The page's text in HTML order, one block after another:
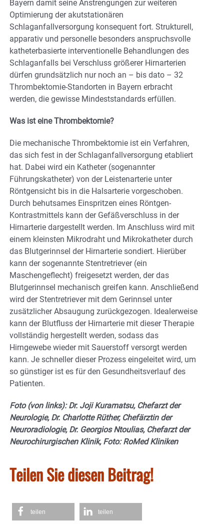
Bayern damit seine Anstrengungen zur weiteren
Optimierung der akutstationären
Schlaganfallversorgung konsequent fort. Strukturell,
apparativ und personelle besonders anspruchsvolle
katheterbasierte interventionelle Behandlungen des
Schlaganfalls bei Verschluss größerer Hirnarterien
dürfen grundsätzlich nur noch an – bis dato – 32
Thrombektomie-Standorten in Bayern erbracht
werden, die gewisse Mindeststandards erfüllen.
Was ist eine Thrombektomie?
Die mechanische Thrombektomie ist ein Verfahren,
das sich fest in der Schlaganfallversorgung etabliert
hat. Dabei wird ein Katheter (sogenannter
Führungskatheter) von der Leistenarterie unter
Röntgensicht bis in die Halsarterie vorgeschoben.
Durch behutsames Einspritzen eines Röntgen-
Kontrastmittels kann der Gefäßverschluss in der
Hirnarterie dargestellt werden. Im Anschluss wird mit
einem kleinsten Mikrodraht und Mikrokatheter durch
das Blutgerinnsel der Hirnarterie sondiert. Hierüber
kann der sogenannte Stentretriever (ein
Maschengeflecht) freigesetzt werden, der das
Blutgerinnsel mechanisch greifen kann. Anschließend
wird der Stentretriever mit dem Gerinnsel unter
zusätzlicher Absaugung zurückgezogen. Idealerweise
kann der Blutfluss der Hirnarterie mit dieser Therapie
vollständig hergestellt werden, sodass das
Hirngewebe wieder mit Sauerstoff versorgt werden
kann. Je schneller dieser Prozess eingeleitet wird, um
so günstiger ist es für den Gesundheitsverlauf des
Patienten.
Foto (von links): Dr. Joji Kuramatsu, Chefarzt der
Neurologie, Dr. Charlotte Rüther, Chefärztin der
Neuroradiologie, Dr. Georgios Ntoulias, Chefarzt der
Neurochirurgischen Klinik, Foto: RoMed Kliniken
Teilen Sie diesen Beitrag!
teilen teilen